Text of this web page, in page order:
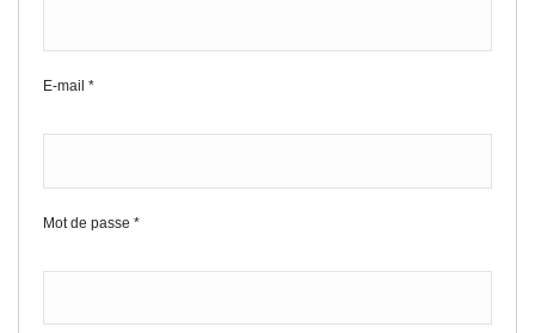
E-mail *
Mot de passe *